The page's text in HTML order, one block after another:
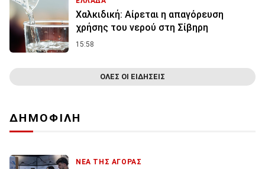
Χαλκιδική: Αίρεται η απαγόρευση
χρήσης του νερού στη Σίβηρη
15:58
ΟΛΕΣ ΟΙ ΕΙΔΗΣΕΙΣ
ΔΗΜΟΦΙΛΗ
ΝΕΑ ΤΗΣ ΑΓΟΡΑΣ